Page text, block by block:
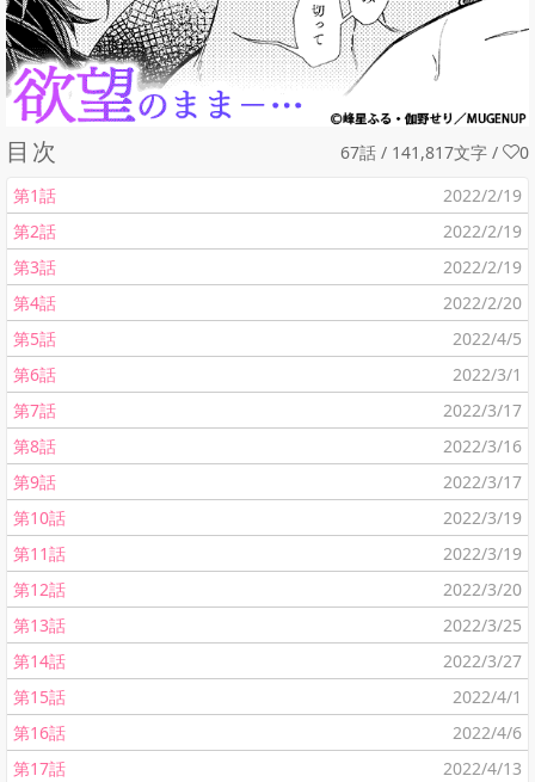
目次 67話 / 141,817文字 /
0
第1話
2022/2/19
第2話
2022/2/19
第3話
2022/2/19
第4話
2022/2/20
第5話
2022/4/5
第6話
2022/3/1
第7話
2022/3/17
第8話
2022/3/16
第9話
2022/3/17
第10話
2022/3/19
第11話
2022/3/19
第12話
2022/3/20
第13話
2022/3/25
第14話
2022/3/27
第15話
2022/4/1
第16話
2022/4/6
第17話
2022/4/13